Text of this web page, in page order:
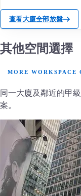
查看大廈全部放盤
其他空間選擇
MORE WORKSPACE
同一大廈及鄰近的甲
案。